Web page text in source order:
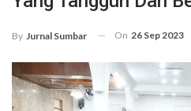
By Jurnal Sumbar On 26 Sep 2023